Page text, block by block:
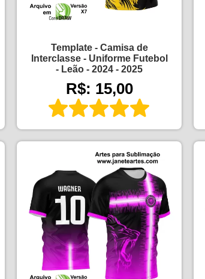
Template - Camisa de
Interclasse - Uniforme Futebol
- Leão - 2024 - 2025
R$: 15,00